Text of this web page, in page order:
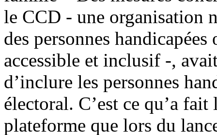
le CCD - une organisation
des personnes
accessible et inclusif -,
d’inclure les personnes
électoral. C’est ce qu’a
plateforme que lors du